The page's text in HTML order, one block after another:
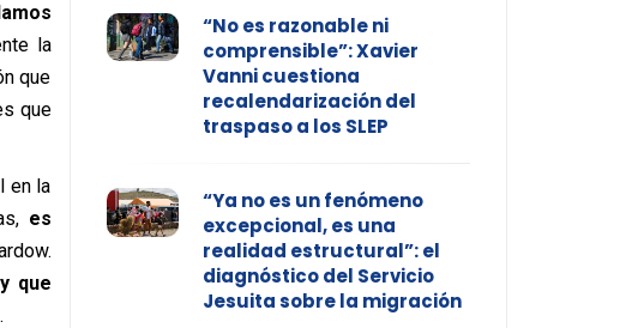
la
que
que
en la
es
que
“No es razonable ni
comprensible”: Xavier
Vanni cuestiona
recalendarización del
traspaso a los SLEP
“Ya no es un fenómeno
excepcional, es una
realidad estructural”: el
diagnóstico del Servicio
Jesuita sobre la migración